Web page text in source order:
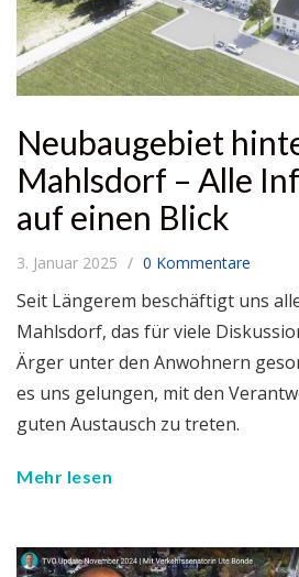
Neubaugebiet
Mahlsdorf – Alle
auf einen Blick
3. Januar 2025 0 Kommentare
Seit Längerem beschäftigt uns
Mahlsdorf, das für viele
Ärger unter den Anwohnern
es uns gelungen, mit den
guten Austausch zu treten.
Mehr lesen